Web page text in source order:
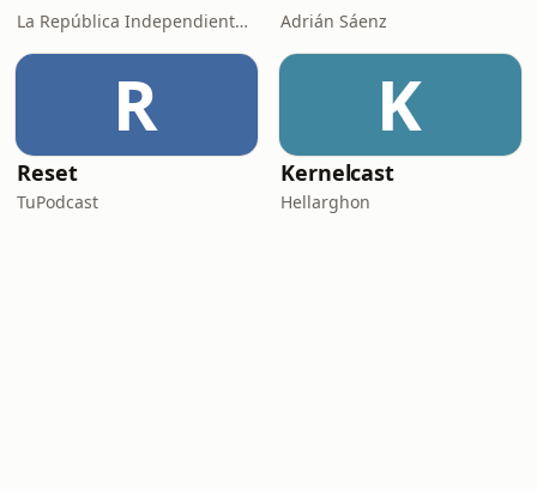
La República Independiente de la Radio Adrián Sáenz
R
Reset
TuPodcast
K
Kernelcast
Hellarghon